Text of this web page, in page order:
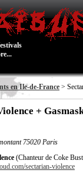
en Ile-de-France >
+
75020 Paris
(Chanteur de Coke
sectarian-violence